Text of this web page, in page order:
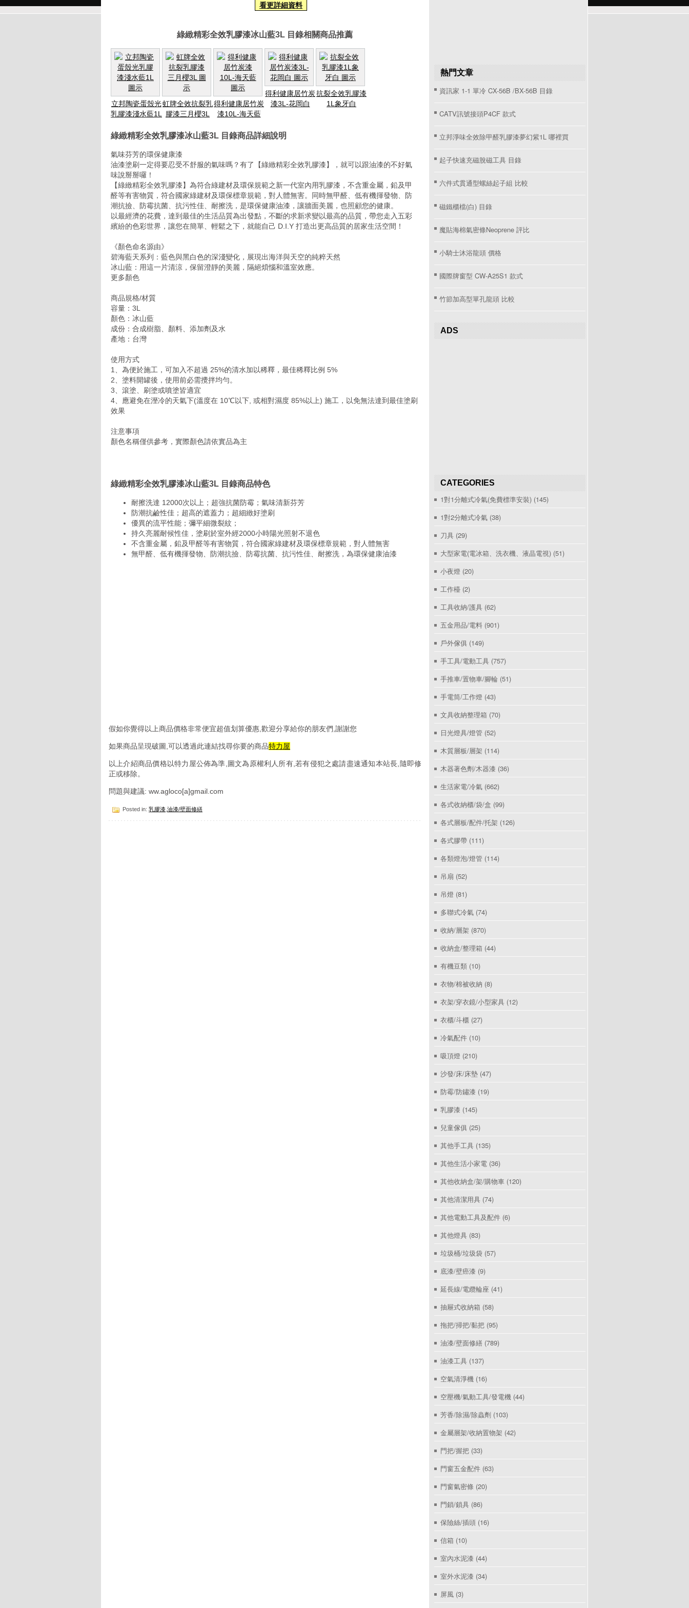
看更詳細資料
綠緻精彩全效乳膠漆冰山藍3L 目錄相關商品推薦
立邦陶瓷蛋殼光
乳膠漆淺水藍1L
虹牌全效抗裂乳
膠漆三月櫻3L
得利健康居竹炭
漆10L-海天藍
得利健康居竹炭
漆3L-花岡白
抗裂全效乳膠漆
1L象牙白
綠緻精彩全效乳膠漆冰山藍3L 目錄商品詳細說明
氣味芬芳的環保健康漆
油漆塗刷一定得要忍受不舒服的氣味嗎？有了【綠緻精彩全效乳膠漆】，就可以跟油漆的不好氣
味說掰掰囉！
【綠緻精彩全效乳膠漆】為符合綠建材及環保規範之新一代室內用乳膠漆，不含重金屬，鉛及甲
醛等有害物質，符合國家綠建材及環保標章規範，對人體無害。同時無甲醛、低有機揮發物、防
潮抗撿、防霉抗菌、抗污性佳、耐擦洗，是環保健康油漆，讓牆面美麗，也照顧您的健康。
以最經濟的花費，達到最佳的生活品質為出發點，不斷的求新求變以最高的品質，帶您走入五彩
繽紛的色彩世界，讓您在簡單、輕鬆之下，就能自己 D.I.Y 打造出更高品質的居家生活空間！
《顏色命名源由》
碧海藍天系列：藍色與黑白色的深淺變化，展現出海洋與天空的純粹天然
冰山藍：用這一片清涼，保留澄靜的美麗，隔絕煩惱和溫室效應。
更多顏色
商品規格/材質
容量：3L
顏色：冰山藍
成份：合成樹脂、顏料、添加劑及水
產地：台灣
使用方式
1、為便於施工，可加入不超過 25%的清水加以稀釋，最佳稀釋比例 5%
2、塗料開罐後，使用前必需攪拌均勻。
3、滾塗、刷塗或噴塗皆適宜
4、應避免在溼冷的天氣下(溫度在 10℃以下, 或相對濕度 85%以上) 施工，以免無法達到最佳塗刷
效果
注意事項
顏色名稱僅供參考，實際顏色請依實品為主
綠緻精彩全效乳膠漆冰山藍3L 目錄商品特色
耐擦洗達 12000次以上；超強抗菌防霉；氣味清新芬芳
防潮抗鹼性佳；超高的遮蓋力；超細緻好塗刷
優異的流平性能；彌平細微裂紋；
持久亮麗耐候性佳，塗刷於室外經2000小時陽光照射不退色
不含重金屬，鉛及甲醛等有害物質，符合國家綠建材及環保標章規範，對人體無害
無甲醛、低有機揮發物、防潮抗撿、防霉抗菌、抗污性佳、耐擦洗，為環保健康油漆
假如你覺得以上商品價格非常便宜超值划算優惠,歡迎分享給你的朋友們,謝謝您
如果商品呈現破圖,可以透過此連結找尋你要的商品特力屋
以上介紹商品價格以特力屋公佈為準,圖文為原權利人所有,若有侵犯之處請盡速通知本站長,隨即修
正或移除。
問題與建議: ww.agloco[a]gmail.com
Posted in: 乳膠漆 油漆/壁面修繕
熱門文章
資訊家 1-1 單冷 CX-56B /BX-56B 目錄
CATV訊號接頭P4CF 款式
立邦淨味全效除甲醛乳膠漆夢幻紫1L 哪裡買
起子快速充磁脫磁工具 目錄
六件式貫通型螺絲起子組 比較
磁鐵櫃檔(白) 目錄
魔貼海棉氣密條Neoprene 評比
小騎士沐浴龍頭 價格
國際牌窗型 CW-A25S1 款式
竹節加高型單孔龍頭 比較
ADS
CATEGORIES
1對1分離式冷氣(免費標準安裝) (145)
1對2分離式冷氣 (38)
刀具 (29)
大型家電(電冰箱、洗衣機、液晶電視) (51)
小夜燈 (20)
工作檯 (2)
工具收納/護具 (62)
五金用品/電料 (901)
戶外傢俱 (149)
手工具/電動工具 (757)
手推車/置物車/腳輪 (51)
手電筒/工作燈 (43)
文具收納整理箱 (70)
日光燈具/燈管 (52)
木質層板/層架 (114)
木器著色劑/木器漆 (36)
生活家電/冷氣 (662)
各式收納櫃/袋/盒 (99)
各式層板/配件/托架 (126)
各式膠帶 (111)
各類燈泡/燈管 (114)
吊扇 (52)
吊燈 (81)
多聯式冷氣 (74)
收納/層架 (870)
收納盒/整理箱 (44)
有機豆類 (10)
衣物/棉被收納 (8)
衣架/穿衣鏡/小型家具 (12)
衣櫃/斗櫃 (27)
冷氣配件 (10)
吸頂燈 (210)
沙發/床/床墊 (47)
防霉/防鏽漆 (19)
乳膠漆 (145)
兒童傢俱 (25)
其他手工具 (135)
其他生活小家電 (36)
其他收納盒/架/購物車 (120)
其他清潔用具 (74)
其他電動工具及配件 (6)
其他燈具 (83)
垃圾桶/垃圾袋 (57)
底漆/壁癌漆 (9)
延長線/電纜輪座 (41)
抽屜式收納箱 (58)
拖把/掃把/黏把 (95)
油漆/壁面修繕 (789)
油漆工具 (137)
空氣清淨機 (16)
空壓機/氣動工具/發電機 (44)
芳香/除濕/除蟲劑 (103)
金屬層架/收納置物架 (42)
門把/握把 (33)
門窗五金配件 (63)
門窗氣密條 (20)
門鎖/鎖具 (86)
保險絲/插頭 (16)
信箱 (10)
室內水泥漆 (44)
室外水泥漆 (34)
屏風 (3)